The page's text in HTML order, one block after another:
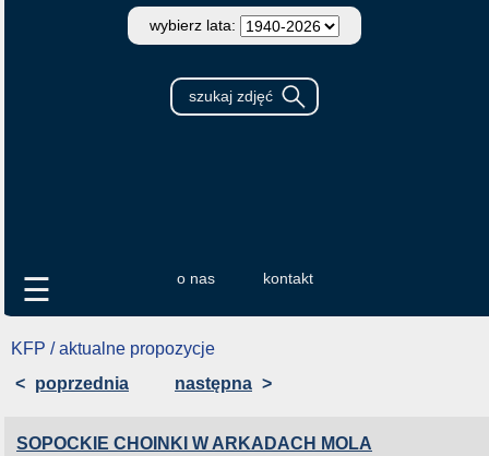
wybierz lata:
o nas kontakt
☰
KFP / aktualne propozycje
< poprzednia następna >
SOPOCKIE CHOINKI W ARKADACH MOLA